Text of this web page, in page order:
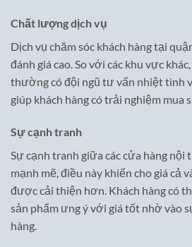
Chất lượng dịch vụ
Dịch vụ chăm sóc khách hàng tại
đánh giá cao. So với các khu vực
thường có đội ngũ tư vấn nhiệt tình
giúp khách hàng có trải nghiệm mua
Sự cạnh tranh
Sự cạnh tranh giữa các cửa hàng nội
mạnh mẽ, điều này khiến cho giá cả
được cải thiện hơn. Khách hàng có
sản phẩm ưng ý với giá tốt nhờ vào
hàng.